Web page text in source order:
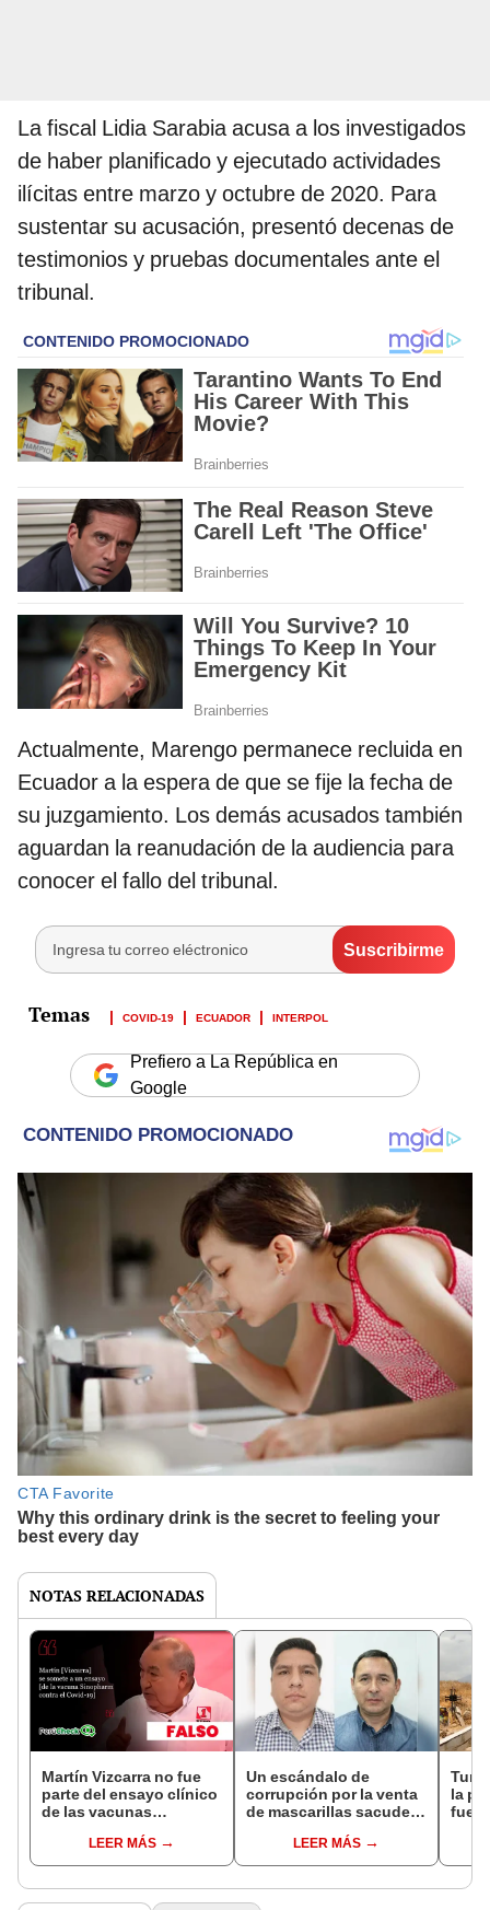
La fiscal Lidia Sarabia acusa a los investigados
de haber planificado y ejecutado actividades
ilícitas entre marzo y octubre de 2020. Para
sustentar su acusación, presentó decenas de
testimonios y pruebas documentales ante el
tribunal.
Actualmente, Marengo permanece recluida en
Ecuador a la espera de que se fije la fecha de
su juzgamiento. Los demás acusados también
aguardan la reanudación de la audiencia para
conocer el fallo del tribunal.
COVID-19 ECUADOR INTERPOL
Prefiero a La República en
Google
NOTAS RELACIONADAS
Martín Vizcarra no fue
parte del ensayo clínico
de las vacunas
el candidato Mario
Vizcarra
LEER MÁS
Un escándalo de
corrupción por la venta
de mascarillas sacude a
LEER MÁS
la